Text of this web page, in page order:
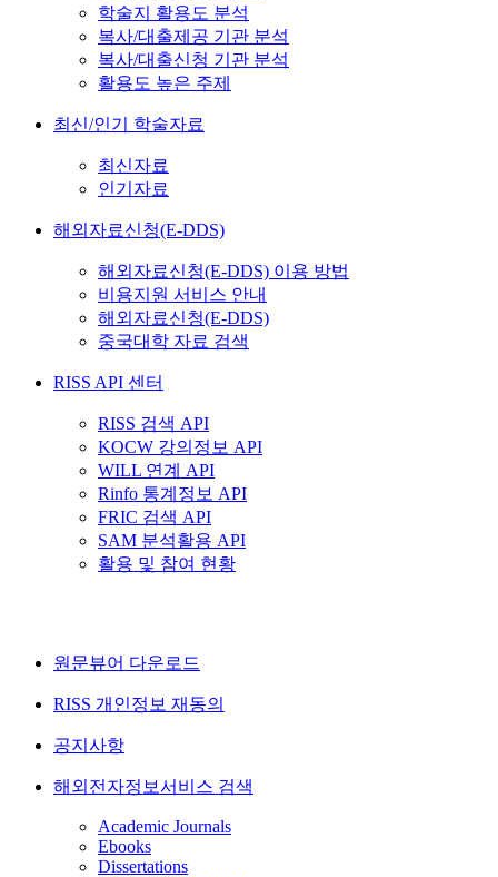
학술지 활용도 분석
복사/대출제공 기관 분석
복사/대출신청 기관 분석
활용도 높은 주제
최신/인기 학술자료
최신자료
인기자료
해외자료신청(E-DDS)
해외자료신청(E-DDS) 이용 방법
비용지원 서비스 안내
해외자료신청(E-DDS)
중국대학 자료 검색
RISS API 센터
RISS 검색 API
KOCW 강의정보 API
WILL 연계 API
Rinfo 통계정보 API
FRIC 검색 API
SAM 분석활용 API
활용 및 참여 현황
원문뷰어 다운로드
RISS 개인정보 재동의
공지사항
해외전자정보서비스 검색
Academic Journals
Ebooks
Dissertations